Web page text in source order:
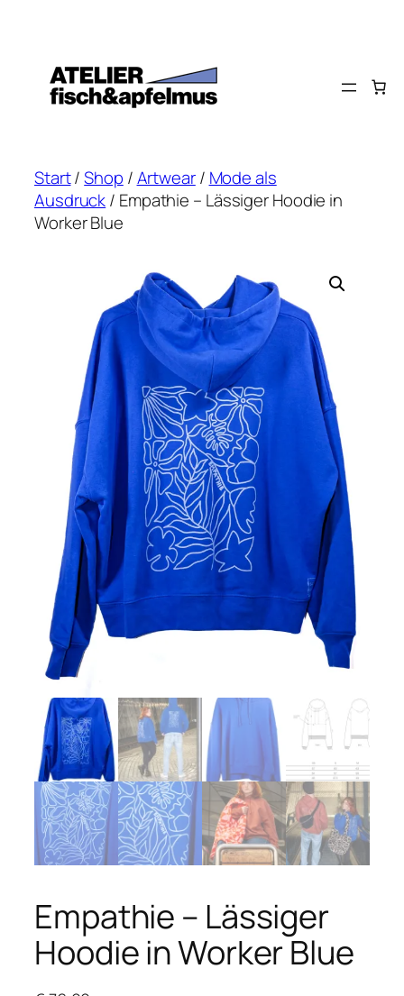
springen
Start/Shop /Artwear/ Mode als
Ausdruck/ Empathie – Lässiger Hoodie in
Worker Blue
Empathie – Lässiger
Hoodie in Worker Blue